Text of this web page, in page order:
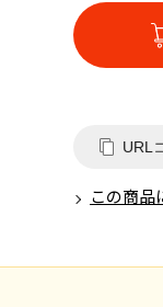
URL
この商品